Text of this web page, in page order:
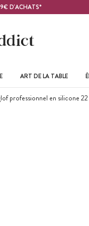
D'ACHATS*
ART DE LA TABLE
professionnel en silicone